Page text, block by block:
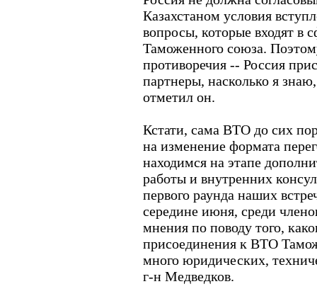
Казахстаном условия
вопросы, которые входят в
Таможенного союза.
противоречия -- Россия
партнеры, насколько я
отметил он.
Кстати, сама ВТО до сих
на изменение формата
находимся на этапе
работы и внутренних
первого раунда наших
середине июня, среди
мнения по поводу того,
присоединения к ВТО
много юридических,
г-н Медведков.